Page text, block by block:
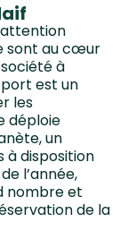
sont au cœur
à
est un
les
déploie
un
à disposition
l’année,
nombre et
de la